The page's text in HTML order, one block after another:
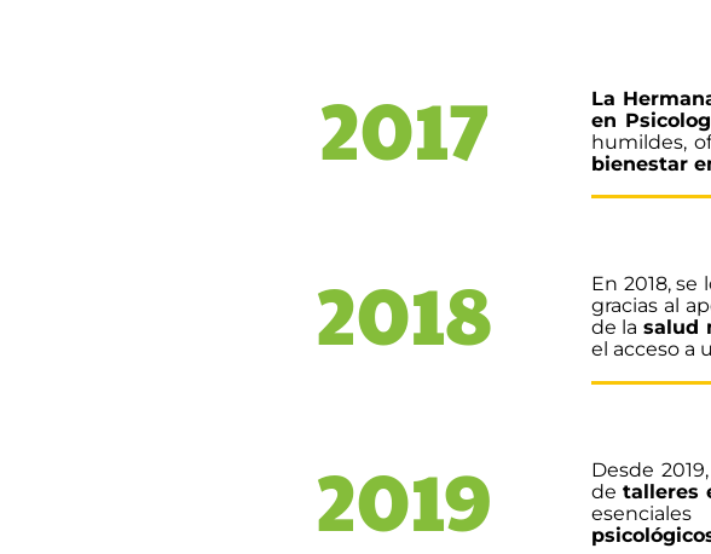
2017 La
en
humildes,
bienestar
2018
En 2018,
gracias al
de lasalud
el acceso a
2019 Desde
de talleres